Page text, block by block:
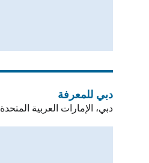
دبي للمعرفة
دبي، الإمارات العربية المتحدة